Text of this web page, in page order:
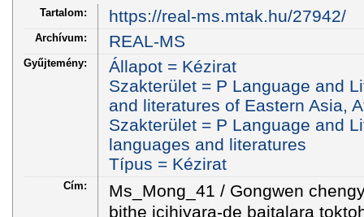
Tartalom: https://real-ms.mtak.hu/27942/
Archívum: REAL-MS
Gyűjtemény:
Állapot = Kézirat
Szakterület = P Language and
and literatures of Eastern Asia,
Szakterület = P Language and
languages and literatures
Típus = Kézirat
Cím:
Ms_Mong_41 / Gongwen
bithe icihiyara-de baitalara